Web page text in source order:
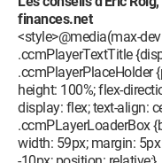
finances.net
<style>@media(max-
.ccmPlayerTextTitle
.ccmPlayerPlaceHolder
height: 100%; flex-
display: flex; text-align:
.ccmPLayerLoaderBox
width: 59px; margin: